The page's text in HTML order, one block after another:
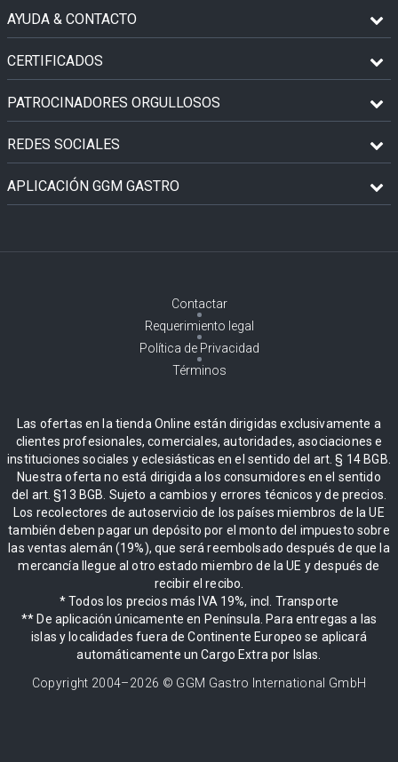
AYUDA & CONTACTO
CERTIFICADOS
PATROCINADORES ORGULLOSOS
REDES SOCIALES
APLICACIÓN GGM GASTRO
Contactar
Requerimiento legal
Política de Privacidad
Términos
Las ofertas en la tienda Online están dirigidas exclusivamente a
clientes profesionales, comerciales, autoridades, asociaciones e
instituciones sociales y eclesiásticas en el sentido del art. § 14 BGB.
Nuestra oferta no está dirigida a los consumidores en el sentido
del art. §13 BGB. Sujeto a cambios y errores técnicos y de precios.
Los recolectores de autoservicio de los países miembros de la UE
también deben pagar un depósito por el monto del impuesto sobre
las ventas alemán (19%), que será reembolsado después de que la
mercancía llegue al otro estado miembro de la UE y después de
recibir el recibo.
* Todos los precios más IVA 19%, incl. Transporte
** De aplicación únicamente en Península. Para entregas a las
islas y localidades fuera de Continente Europeo se aplicará
automáticamente un Cargo Extra por Islas.
Copyright 2004–2026 © GGM Gastro International GmbH